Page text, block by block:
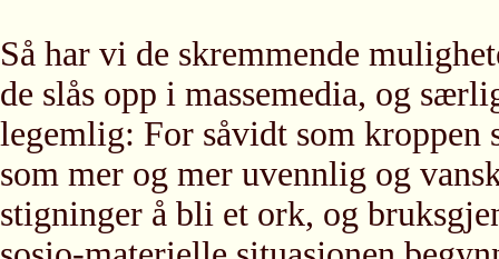
Så har vi de skremmende
de slås opp i massemedia, og
legemlig: For såvidt som kroppen
som mer og mer uvennlig og
stigninger å bli et ork, og